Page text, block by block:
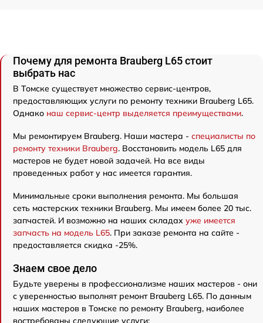
Почему для ремонта Brauberg L65 стоит
выбрать нас
В Томске существует множество сервис-центров,
предоставляющих услуги по ремонту техники Brauberg L65.
Однако наш сервис-центр выделяется преимуществами.
Мы ремонтируем Brauberg. Наши мастера - специалисты по
ремонту техники Brauberg. Восстановить модель L65 для
мастеров не будет новой задачей. На все виды
проведенных работ у нас имеется гарантия.
Минимальные сроки выполнения ремонта. Мы большая
сеть мастерских техники Brauberg. Мы имеем более 20 тыс.
запчастей. И возможно на наших складах уже имеется
запчасть на модель L65. При заказе ремонта на сайте -
предоставляется скидка -25%.
Знаем свое дело
Будьте уверены в профессионализме наших мастеров - они
с уверенностью выполнят ремонт Brauberg L65. По данным
наших мастеров в Томске по ремонту Brauberg, наиболее
востребованы следующие услуги: